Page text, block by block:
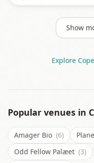
Show
Explore
Popular venues in
Amager Bio (6)
Odd Fellow Palæet (3)